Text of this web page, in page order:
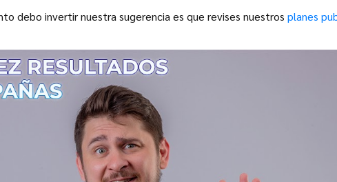
debo invertir nuestra sugerencia es que revises nuestros planes